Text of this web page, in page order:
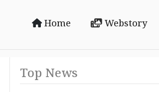
Home Webstory
Top News